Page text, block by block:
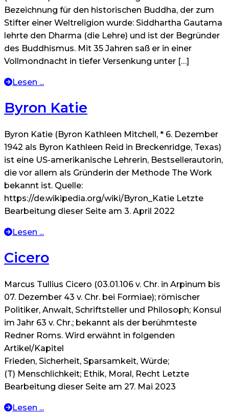
Bezeichnung für den historischen Buddha, der zum
Stifter einer Weltreligion wurde: Siddhartha Gautama
lehrte den Dharma (die Lehre) und ist der Begründer
des Buddhismus. Mit 35 Jahren saß er in einer
Vollmondnacht in tiefer Versenkung unter […]
Lesen ...
Byron Katie
Byron Katie (Byron Kathleen Mitchell, * 6. Dezember
1942 als Byron Kathleen Reid in Breckenridge, Texas)
ist eine US-amerikanische Lehrerin, Bestsellerautorin,
die vor allem als Gründerin der Methode The Work
bekannt ist. Quelle:
https://de.wikipedia.org/wiki/Byron_Katie Letzte
Bearbeitung dieser Seite am 3. April 2022
Lesen ...
Cicero
Marcus Tullius Cicero (03.01.106 v. Chr. in Arpinum bis
07. Dezember 43 v. Chr. bei Formiae); römischer
Politiker, Anwalt, Schriftsteller und Philosoph; Konsul
im Jahr 63 v. Chr.; bekannt als der berühmteste
Redner Roms. Wird erwähnt in folgenden
Artikel/Kapitel
Frieden, Sicherheit, Sparsamkeit, Würde;
(T) Menschlichkeit; Ethik, Moral, Recht Letzte
Bearbeitung dieser Seite am 27. Mai 2023
Lesen ...